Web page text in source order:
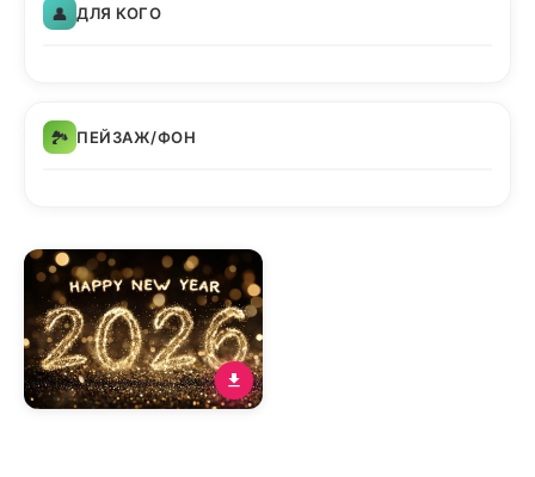
👤 ДЛЯ КОГО
🏞️ ПЕЙЗАЖ/ФОН